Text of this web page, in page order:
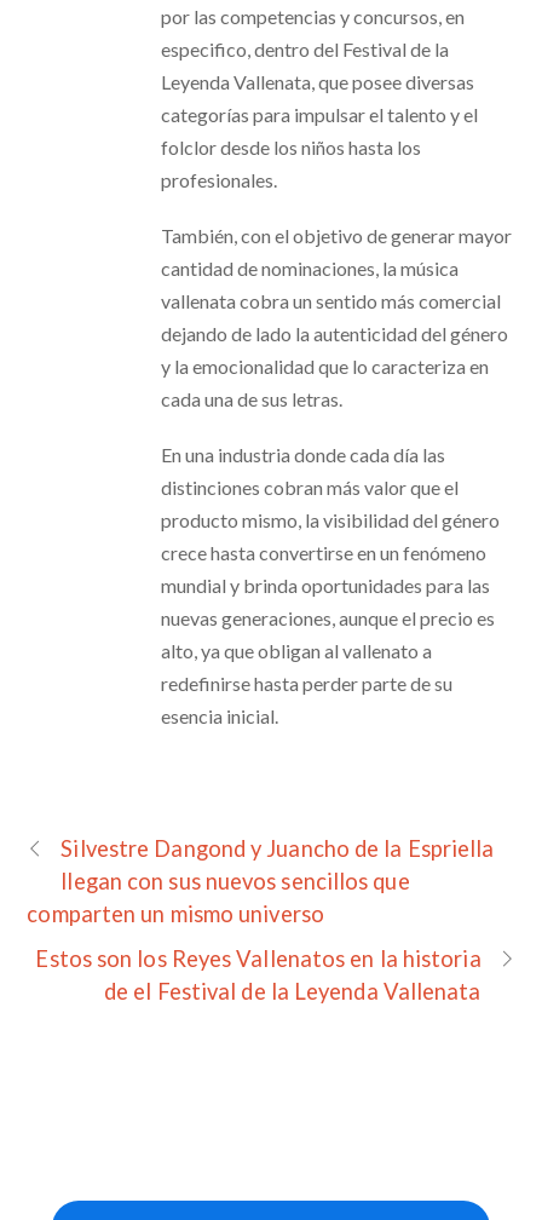
por las competencias y concursos, en
especifico, dentro del Festival de la
Leyenda Vallenata, que posee diversas
categorías para impulsar el talento y el
folclor desde los niños hasta los
profesionales.
También, con el objetivo de generar mayor
cantidad de nominaciones, la música
vallenata cobra un sentido más comercial
dejando de lado la autenticidad del género
y la emocionalidad que lo caracteriza en
cada una de sus letras.
En una industria donde cada día las
distinciones cobran más valor que el
producto mismo, la visibilidad del género
crece hasta convertirse en un fenómeno
mundial y brinda oportunidades para las
nuevas generaciones, aunque el precio es
alto, ya que obligan al vallenato a
redefinirse hasta perder parte de su
esencia inicial.
Silvestre Dangond y Juancho de la Espriella
llegan con sus nuevos sencillos que
comparten un mismo universo
Estos son los Reyes Vallenatos en la historia
de el Festival de la Leyenda Vallenata